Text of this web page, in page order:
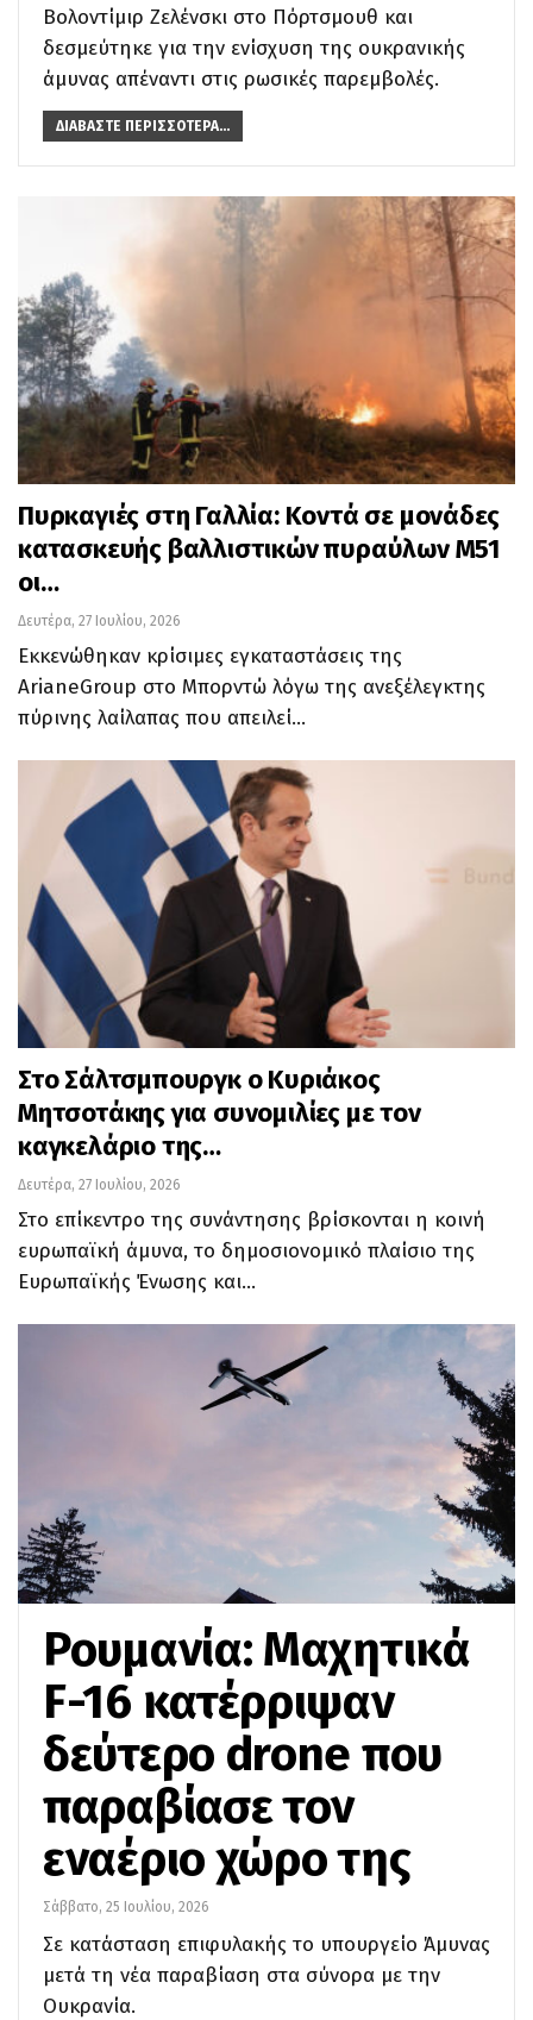
Βολοντίμιρ Ζελένσκι στο Πόρτσμουθ και
δεσμεύτηκε για την ενίσχυση της ουκρανικής
άμυνας απέναντι στις ρωσικές παρεμβολές.
ΔΙΑΒΆΣΤΕ ΠΕΡΙΣΣΌΤΕΡΑ...
Πυρκαγιές στη Γαλλία: Κοντά σε μονάδες
κατασκευής βαλλιστικών πυραύλων M51
οι…
Δευτέρα, 27 Ιουλίου, 2026
Εκκενώθηκαν κρίσιμες εγκαταστάσεις της
ArianeGroup στο Μπορντώ λόγω της ανεξέλεγκτης
πύρινης λαίλαπας που απειλεί…
Στο Σάλτσμπουργκ ο Κυριάκος
Μητσοτάκης για συνομιλίες με τον
καγκελάριο της…
Δευτέρα, 27 Ιουλίου, 2026
Στο επίκεντρο της συνάντησης βρίσκονται η κοινή
ευρωπαϊκή άμυνα, το δημοσιονομικό πλαίσιο της
Ευρωπαϊκής Ένωσης και…
Ρουμανία: Μαχητικά
F-16 κατέρριψαν
δεύτερο drone που
παραβίασε τον
εναέριο χώρο της
Σάββατο, 25 Ιουλίου, 2026
Σε κατάσταση επιφυλακής το υπουργείο Άμυνας
μετά τη νέα παραβίαση στα σύνορα με την
Ουκρανία.